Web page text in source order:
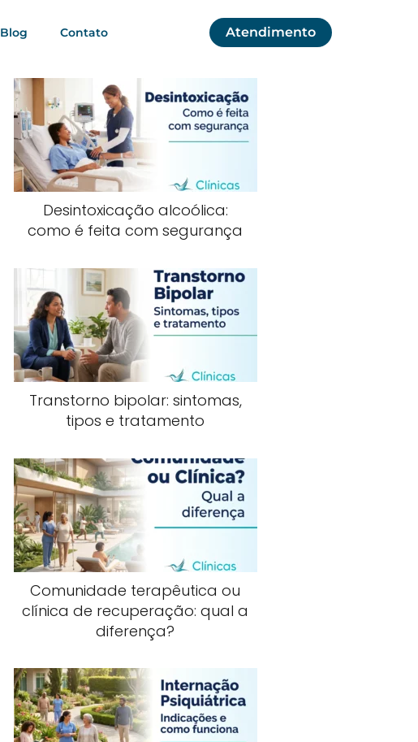
Blog Contato Atendimento
Desintoxicação alcoólica:
como é feita com segurança
Transtorno bipolar: sintomas,
tipos e tratamento
Comunidade terapêutica ou
clínica de recuperação: qual a
diferença?